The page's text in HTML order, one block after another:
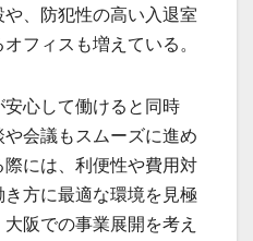
、防犯性の高い入退室
フィスも増えている。
心して働けると同時
会議もスムーズに進め
には、利便性や費用対
方に最適な環境を見極
阪での事業展開を考え